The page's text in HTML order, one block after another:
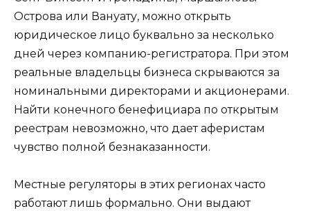
Острова или Вануату, можно открыть
юридическое лицо буквально за несколько
дней через компанию-регистратора. При этом
реальные владельцы бизнеса скрываются за
номинальными директорами и акционерами.
Найти конечного бенефициара по открытым
реестрам невозможно, что дает аферистам
чувство полной безнаказанности.
Местные регуляторы в этих регионах часто
работают лишь формально. Они выдают